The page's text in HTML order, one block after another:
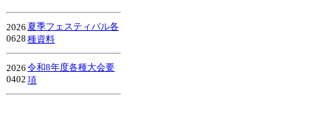
2026
0628
夏季フェスティバル各
種資料
2026
0402
令和8年度各種大会要
項